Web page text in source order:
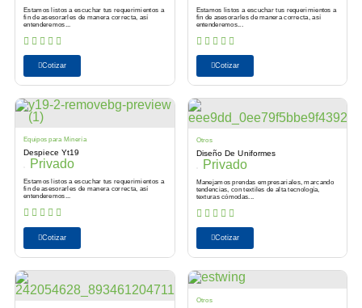
Estamos listos a escuchar tus requerimientos a
fin de asesorarles de manera correcta, así
entenderemos...
Cotizar
Estamos listos a escuchar tus requerimientos a
fin de asesorarles de manera correcta, así
entenderemos...
Cotizar
Equipos para Minería
Despiece Yt19
Privado
Estamos listos a escuchar tus requerimientos a
fin de asesorarles de manera correcta, así
entenderemos...
Cotizar
Otros
Diseño De Uniformes
Privado
Manejamos prendas empresariales, marcando
tendencias, con textiles de alta tecnología,
texturas cómodas...
Cotizar
Otros